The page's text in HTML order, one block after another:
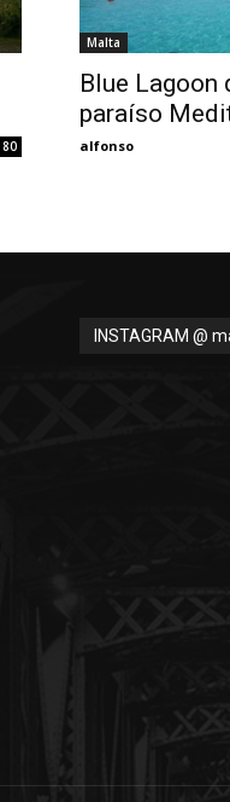
80
Malta
Blue Lagoon
paraíso
alfonso
INSTAGRAM @